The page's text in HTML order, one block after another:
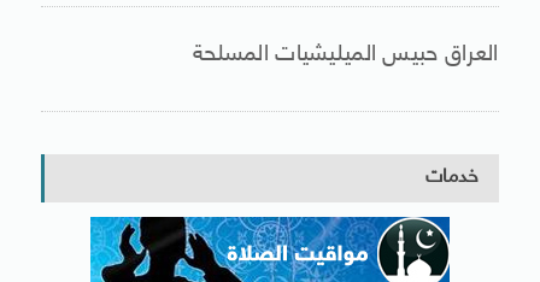
العراق حبيس الميليشيات المسلحة
خدمات